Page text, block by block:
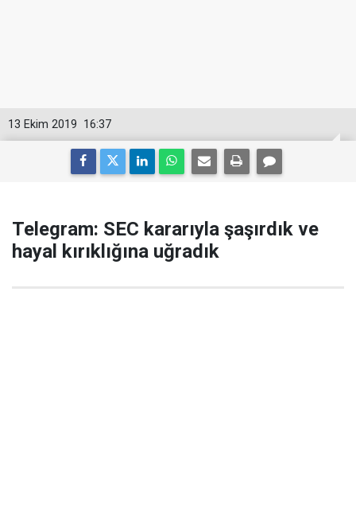
16:37
13 Ekim 2019
Telegram: SEC kararıyla şaşırdık ve
hayal kırıklığına uğradık